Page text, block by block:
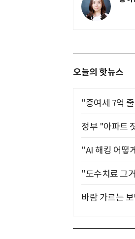
오늘의 핫뉴스
"증여세 7억
정부 "아파트
"AI 해킹 어떻
"도수치료 그
바람 가르는